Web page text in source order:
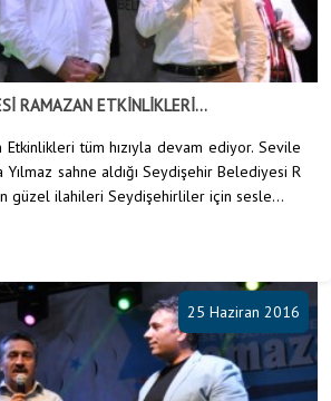
RAMAZAN ETKİNLİKLERİ...
Etkinlikleri tüm hızıyla devam ediyor. Sevile
Yılmaz sahne aldığı Seydişehir Belediyesi R
güzel ilahileri Seydişehirliler için sesle...
25 Haziran 2016